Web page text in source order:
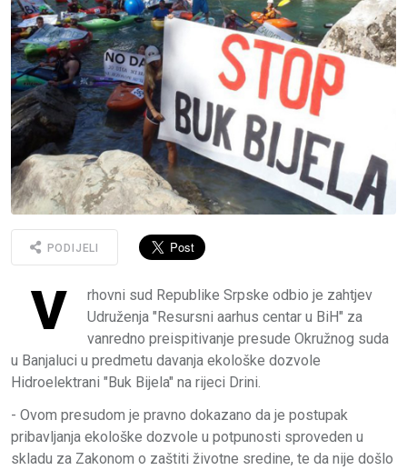
PODIJELI
V
rhovni sud Republike Srpske odbio je zahtjev
Udruženja "Resursni aarhus centar u BiH" za
vanredno preispitivanje presude Okružnog suda
u Banjaluci u predmetu davanja ekološke dozvole
Hidroelektrani "Buk Bijela" na rijeci Drini.
- Ovom presudom je pravno dokazano da je postupak
pribavljanja ekološke dozvole u potpunosti sproveden u
skladu za Zakonom o zaštiti životne sredine, te da nije došlo